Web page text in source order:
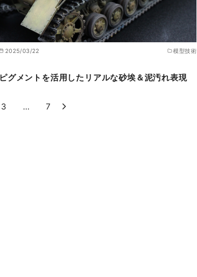
2025/03/22 模型技術
ピグメントを活用したリアルな砂埃＆泥汚れ表現
3 … 7